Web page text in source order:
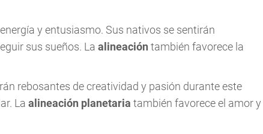
y entusiasmo. Sus nativos se sentirán
sus sueños. La alineación también favorece la
rebosantes de creatividad y pasión durante este
La alineación planetaria también favorece el amor y